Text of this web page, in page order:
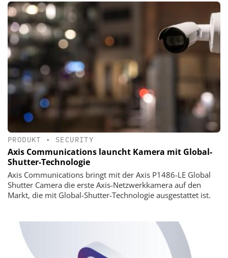
PRODUKT • SECURITY
Axis Communications launcht Kamera mit Global-
Shutter-Technologie
Axis Communications bringt mit der Axis P1486-LE Global
Shutter Camera die erste Axis-Netzwerkkamera auf den
Markt, die mit Global-Shutter-Technologie ausgestattet ist.